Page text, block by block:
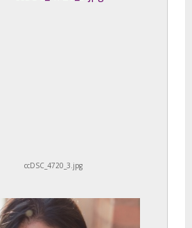
ccDSC_4720_3.jpg